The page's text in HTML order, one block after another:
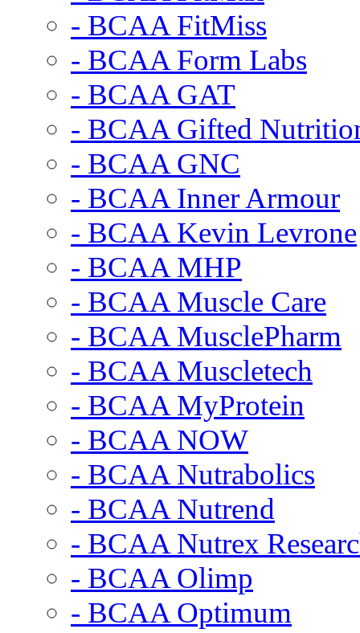
- BCAA FitMiss
- BCAA Form Labs
- BCAA GAT
- BCAA Gifted
- BCAA GNC
- BCAA Inner Armour
- BCAA Kevin Levrone
- BCAA MHP
- BCAA Muscle Care
- BCAA MusclePharm
- BCAA Muscletech
- BCAA MyProtein
- BCAA NOW
- BCAA Nutrabolics
- BCAA Nutrend
- BCAA Nutrex
- BCAA Olimp
- BCAA Optimum